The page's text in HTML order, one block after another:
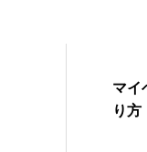
マイ
り方